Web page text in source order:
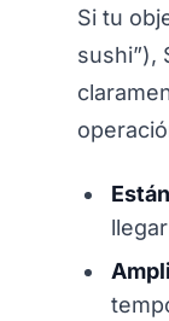
Si tu
sushi”),